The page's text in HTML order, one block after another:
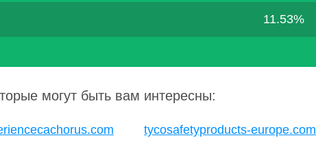
11.53%
могут быть вам интересны:
tycosafetyproducts-europe.com